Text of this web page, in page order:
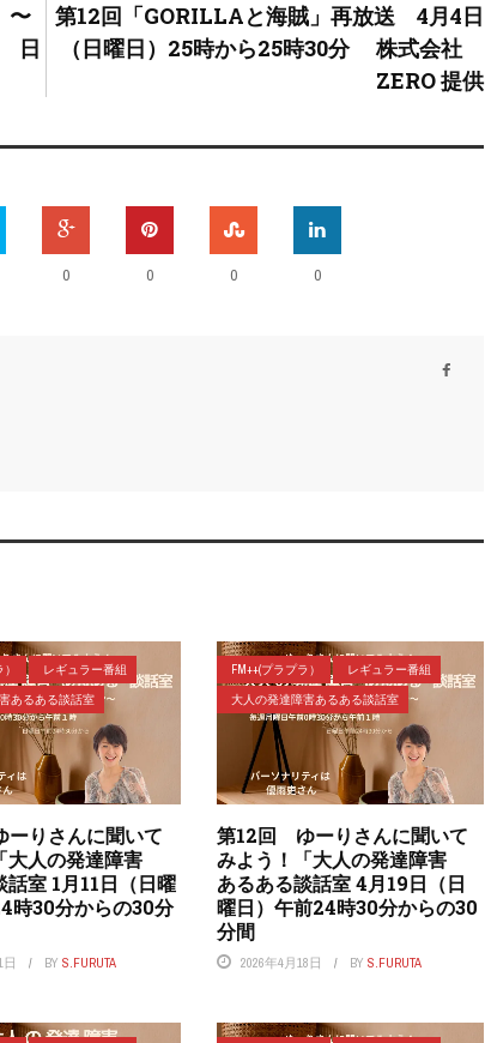
〜
日
第12回「GORILLAと海賊」再放送 4月4日
（日曜日）25時から25時30分 株式会社
ZERO 提供
0 0 0 0
レギュラー番組
あるある談話室
りさんに聞いて
大人の発達障害
話室 1月11日（日曜
時30分からの30分
日 BYS.FURUTA
FM++(プラプラ）
レギュラー番組
大人の発達障害あるある談話室
第12回 ゆーりさんに聞いて
みよう！「大人の発達障害
あるある談話室 4月19日（日
曜日）午前24時30分からの30
分間
2026年4月18日 BY S.FURUTA